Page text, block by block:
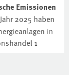
Emissionen
2025 haben
in
1